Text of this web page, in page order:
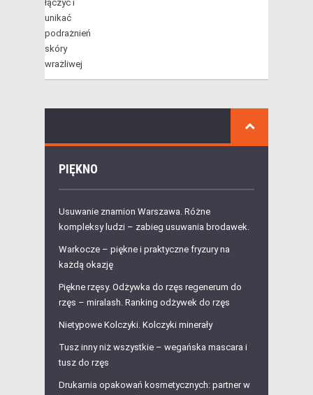
PIĘKNO
Usuwanie znamion Warszawa. Różne
kompleksy ludzi – zabieg usuwania brodawek.
Warkocze – piękne i praktyczne fryzury na
każdą okazję
Piękne rzęsy. Odżywka do rzęs regenerum do
rzęs – miralash. Ranking odżywek do rzęs
Nietypowe Kolczyki. Kolczyki minerały
Tusz inny niż wszystkie – wegańska mascara i
tusz do rzęs
Drukarnia opakowań kosmetycznych: partner w